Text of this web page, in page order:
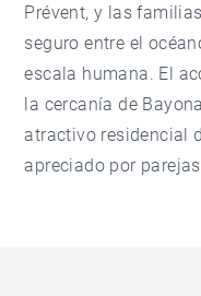
Prévent, y las
seguro entre el
escala humana. El
la cercanía de
atractivo residencial
apreciado por